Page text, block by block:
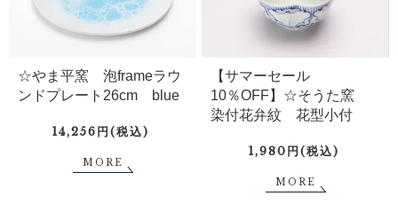
☆やま平窯 泡frameラウ
ンドプレート26cm blue
14,256円(税込)
MORE
【サマーセール
10％OFF】☆そうた窯
染付花弁紋 花型小付
1,980円(税込)
MORE